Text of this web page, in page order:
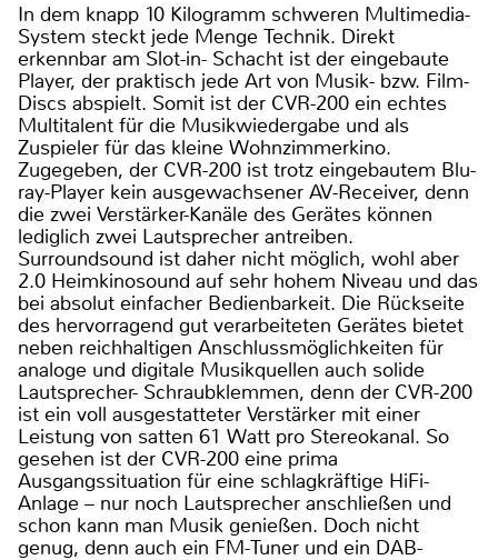
In dem knapp 10 Kilogramm schweren Multimedia-
System steckt jede Menge Technik. Direkt
erkennbar am Slot-in- Schacht ist der eingebaute
Player, der praktisch jede Art von Musik- bzw. Film-
Discs abspielt. Somit ist der CVR-200 ein echtes
Multitalent für die Musikwiedergabe und als
Zuspieler für das kleine Wohnzimmerkino.
Zugegeben, der CVR-200 ist trotz eingebautem Blu-
ray-Player kein ausgewachsener AV-Receiver, denn
die zwei Verstärker-Kanäle des Gerätes können
lediglich zwei Lautsprecher antreiben.
Surroundsound ist daher nicht möglich, wohl aber
2.0 Heimkinosound auf sehr hohem Niveau und das
bei absolut einfacher Bedienbarkeit. Die Rückseite
des hervorragend gut verarbeiteten Gerätes bietet
neben reichhaltigen Anschlussmöglichkeiten für
analoge und digitale Musikquellen auch solide
Lautsprecher- Schraubklemmen, denn der CVR-200
ist ein voll ausgestatteter Verstärker mit einer
Leistung von satten 61 Watt pro Stereokanal. So
gesehen ist der CVR-200 eine prima
Ausgangssituation für eine schlagkräftige HiFi-
Anlage – nur noch Lautsprecher anschließen und
schon kann man Musik genießen. Doch nicht
genug, denn auch ein FM-Tuner und ein DAB-